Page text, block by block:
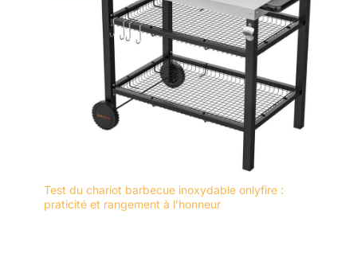
de beaux motifs laser et
un savoir-faire élégant,
qui sont des cadeaux
idéaux pour Noël, les
anniversaires, les
anniversaires, etc.
Test du chariot barbecue inoxydable onlyfire :
praticité et rangement à l’honneur